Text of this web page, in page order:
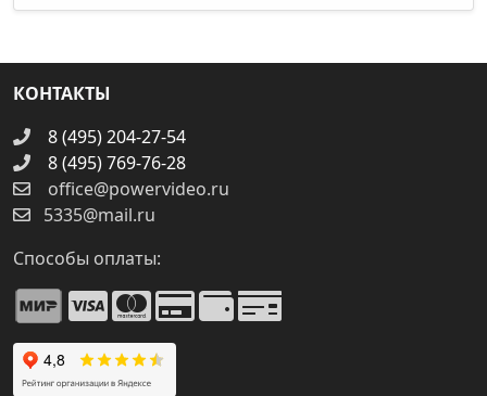
КОНТАКТЫ
8 (495) 204-27-54
8 (495) 769-76-28
office@powervideo.ru
5335@mail.ru
Способы оплаты: